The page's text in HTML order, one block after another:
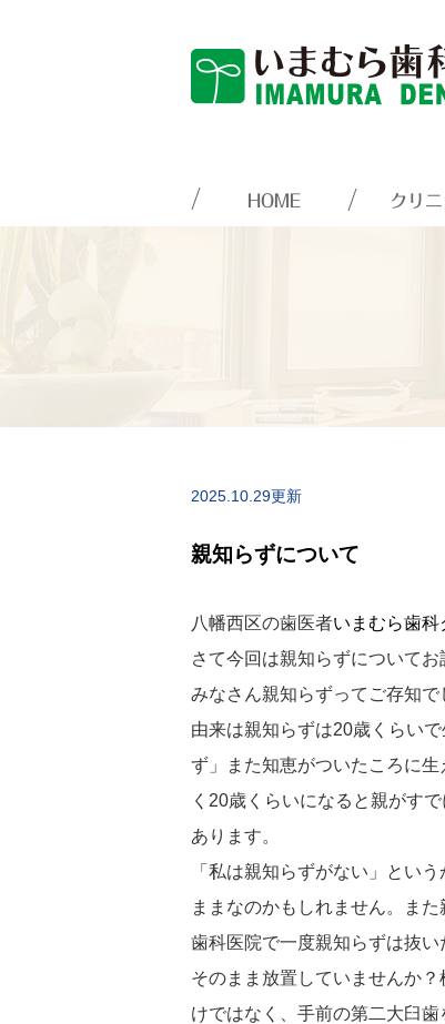
HOME クリ
2025.10.29更新
親知らずについて
八幡西区の歯医者いまむら歯科
さて今回は親知らずについてお
みなさん親知らずってご存知
由来は親知らずは20歳くらい
ず」また知恵がついたころに
く20歳くらいになると親がす
あります。
「私は親知らずがない」とい
ままなのかもしれません。ま
歯科医院で一度親知らずは抜
そのまま放置していませんか
けではなく、手前の第二大臼歯